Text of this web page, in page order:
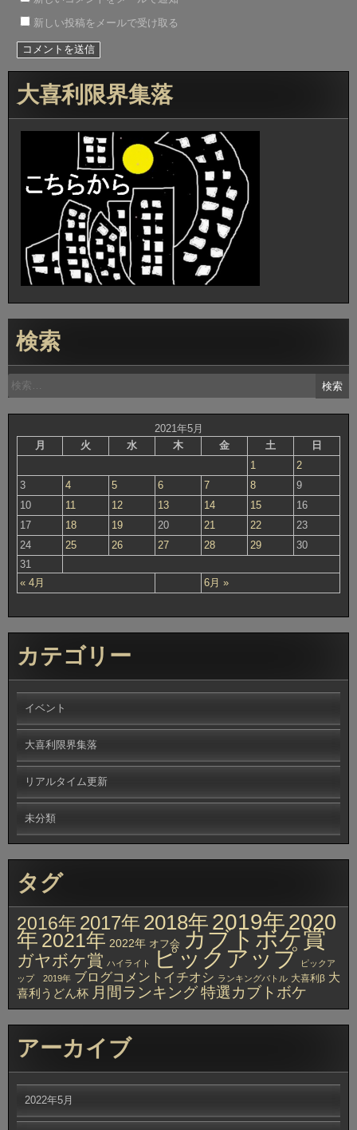
新しい投稿をメールで受け取る
大喜利限界集落
検索
検
索:
2021年5月
月
火 水 木 金 土 日
« 4月 6月 »
1
2
3
4 5 6 7 8
9
10
11 12 13 14 15
16
17
18 19 20 21 22
23
24
25 26 27 28 29
30
31
カテゴリー
イベント
大喜利限界集落
リアルタイム更新
未分類
タグ
2016年 2017年 2018年 2019年2020
年 2021年 2022年 オフ会 カブトボケ賞
ガヤボケ賞 ハイライト ピックアップ ピックア
ップ 2019年 ブログコメントイチオシ ランキングバトル 大喜利β 大
喜利うどん杯 月間ランキング特選カブトボケ
アーカイブ
2022年5月